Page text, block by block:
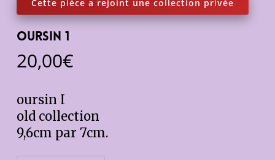
OURSIN 1
20,00€
oursin I
old collection
9,6cm par 7cm.